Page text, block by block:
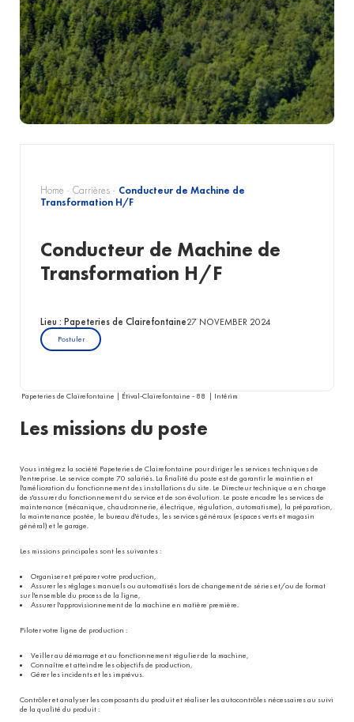
Home - Carrières - Conducteur de Machine de
Transformation H/F
Conducteur de Machine de
Transformation H/F
Lieu : Papeteries de Clairefontaine27 NOVEMBER 2024
Postuler
Papeteries de Clairefontaine | Étival-Clairefontaine - 88 | Intérim
Les missions du poste
Vous intégrez la société Papeteries de Clairefontaine pour diriger les services techniques de
l'entreprise. Le service compte 70 salariés. La finalité du poste est de garantir le maintien et
l'amélioration du fonctionnement des installations du site. Le Directeur technique a en charge
de s'assurer du fonctionnement du service et de son évolution. Le poste encadre les services de
maintenance (mécanique, chaudronnerie, électrique, régulation, automatisme), la préparation,
la maintenance postée, le bureau d'études, les services généraux (espaces verts et magasin
général) et le garage.
Les missions principales sont les suivantes :
Organiser et préparer votre production,
Assurer les réglages manuels ou automatisés lors de changement de séries et/ou de format
sur l'ensemble du process de la ligne,
Assurer l'approvisionnement de la machine en matière première.
Piloter votre ligne de production :
Veiller au démarrage et au fonctionnement régulier de la machine,
Connaître et atteindre les objectifs de production,
Gérer les incidents et les imprévus.
Contrôler et analyser les composants du produit et réaliser les autocontrôles nécessaires au suivi
de la qualité du produit :